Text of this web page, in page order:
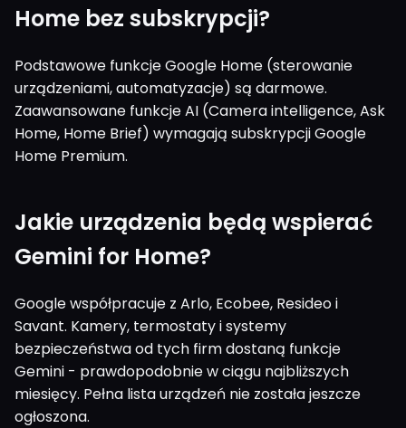
Home bez subskrypcji?
Podstawowe funkcje Google Home (sterowanie
urządzeniami, automatyzacje) są darmowe.
Zaawansowane funkcje AI (Camera intelligence, Ask
Home, Home Brief) wymagają subskrypcji Google
Home Premium.
Jakie urządzenia będą wspierać
Gemini for Home?
Google współpracuje z Arlo, Ecobee, Resideo i
Savant. Kamery, termostaty i systemy
bezpieczeństwa od tych firm dostaną funkcje
Gemini - prawdopodobnie w ciągu najbliższych
miesięcy. Pełna lista urządzeń nie została jeszcze
ogłoszona.